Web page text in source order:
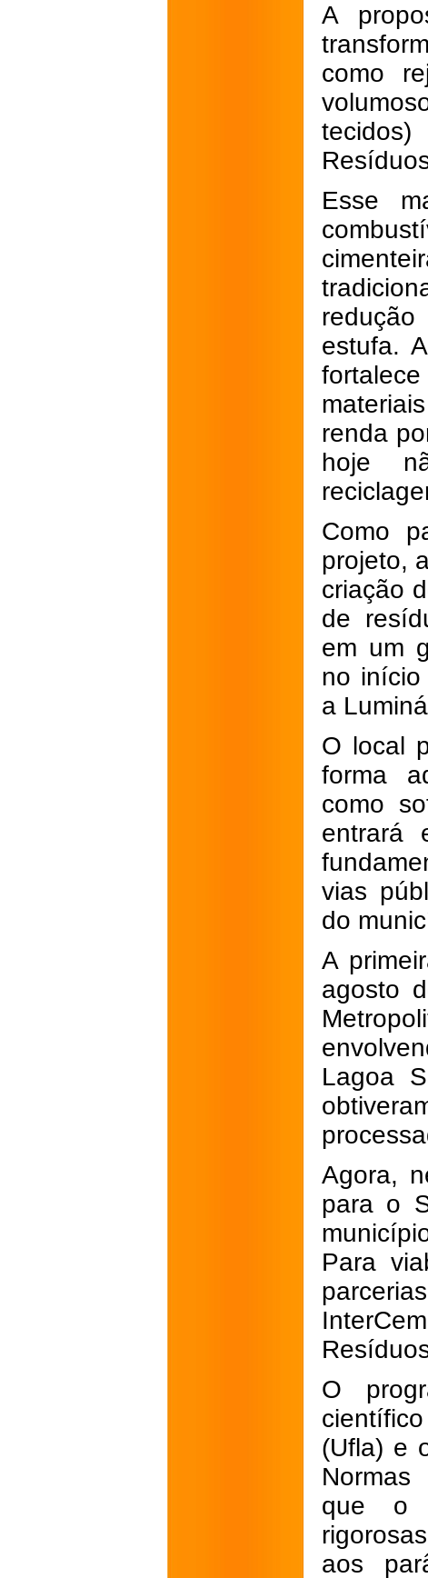
A
como
Esse
estufa.
renda
hoje
Como
projeto,
criação
de
em um
no
a
O local
forma
como
entrará
vias
do
A
agosto
Lagoa
Agora,
para o
Para
O
(Ufla) e
Normas
que o
aos